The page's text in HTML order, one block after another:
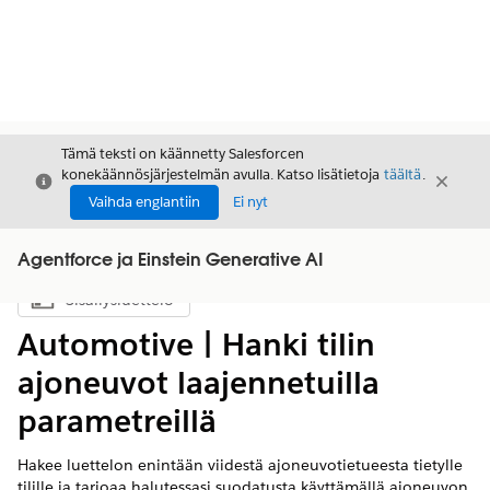
Sulje
Tämä teksti on käännetty Salesforcen
konekäännösjärjestelmän avulla. Katso lisätietoja täältä.
Vaihda englantiin
Ei nyt
Sulje
Agentforce ja Einstein Generative AI
Näytä sisällysluettelo
Sisällysluettelo
Automotive | Hanki tilin
ajoneuvot laajennetuilla
parametreillä
Hakee luettelon enintään viidestä ajoneuvotietueesta tietylle